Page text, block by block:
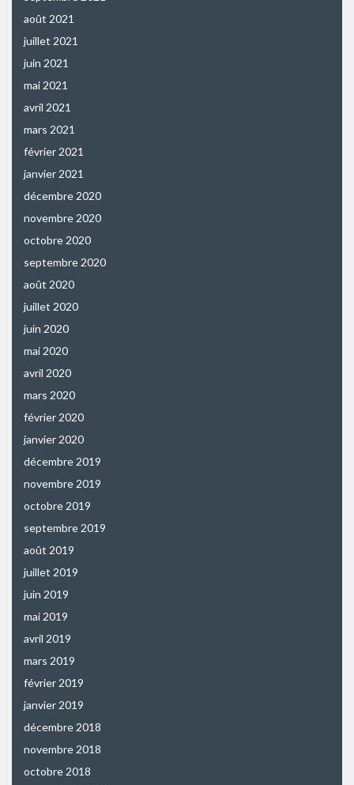
août 2021
juillet 2021
juin 2021
mai 2021
avril 2021
mars 2021
février 2021
janvier 2021
décembre 2020
novembre 2020
octobre 2020
septembre 2020
août 2020
juillet 2020
juin 2020
mai 2020
avril 2020
mars 2020
février 2020
janvier 2020
décembre 2019
novembre 2019
octobre 2019
septembre 2019
août 2019
juillet 2019
juin 2019
mai 2019
avril 2019
mars 2019
février 2019
janvier 2019
décembre 2018
novembre 2018
octobre 2018